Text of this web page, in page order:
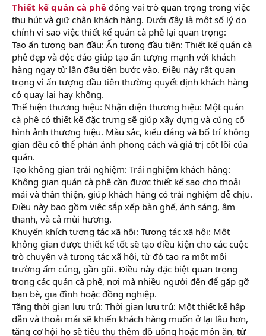
Thiết kế quán cà phê đóng vai trò quan trọng trong việc
thu hút và giữ chân khách hàng. Dưới đây là một số lý do
chính vì sao việc thiết kế quán cà phê lại quan trọng:
Tạo ấn tượng ban đầu: Ấn tượng đầu tiên: Thiết kế quán cà
phê đẹp và độc đáo giúp tạo ấn tượng mạnh với khách
hàng ngay từ lần đầu tiên bước vào. Điều này rất quan
trọng vì ấn tượng đầu tiên thường quyết định khách hàng
có quay lại hay không.
Thể hiện thương hiệu: Nhận diện thương hiệu: Một quán
cà phê có thiết kế đặc trưng sẽ giúp xây dựng và củng cố
hình ảnh thương hiệu. Màu sắc, kiểu dáng và bố trí không
gian đều có thể phản ánh phong cách và giá trị cốt lõi của
quán.
Tạo không gian trải nghiệm: Trải nghiệm khách hàng:
Không gian quán cà phê cần được thiết kế sao cho thoải
mái và thân thiện, giúp khách hàng có trải nghiệm dễ chịu.
Điều này bao gồm việc sắp xếp bàn ghế, ánh sáng, âm
thanh, và cả mùi hương.
Khuyến khích tương tác xã hội: Tương tác xã hội: Một
không gian được thiết kế tốt sẽ tạo điều kiện cho các cuộc
trò chuyện và tương tác xã hội, từ đó tạo ra một môi
trường ấm cúng, gần gũi. Điều này đặc biệt quan trọng
trong các quán cà phê, nơi mà nhiều người đến để gặp gỡ
bạn bè, gia đình hoặc đồng nghiệp.
Tăng thời gian lưu trú: Thời gian lưu trú: Một thiết kế hấp
dẫn và thoải mái sẽ khiến khách hàng muốn ở lại lâu hơn,
tăng cơ hội họ sẽ tiêu thụ thêm đồ uống hoặc món ăn, từ